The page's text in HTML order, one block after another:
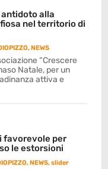
antidoto alla
nel territorio di
,NEWS
“Crescere
Natale, per un
attiva e
favorevole per
le estorsioni
,NEWS,slider